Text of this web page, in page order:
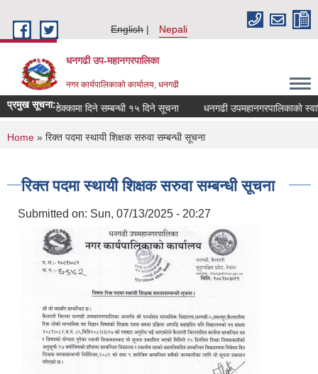
English
Nepali
धनगढी उप-महानगरपालिका
नगर कार्यपालिकाको कार्यालय, धनगढी
प्रमुख सूचना::
सिद्धनाथ मा.वि. जुगेडा धनगढी १२ को जग्गा तथा ताल ठेक्कामा दिने सम्बन्धी १५ दिने सूचना धनगढी उपमहानगरपालिकाको
You are here
Home » रिक्त पदमा स्थायी शिक्षक सरुवा सम्बन्धी सूचना
रिक्त पदमा स्थायी शिक्षक सरुवा सम्बन्धी सूचना
Submitted on: Sun, 07/13/2025 - 20:27